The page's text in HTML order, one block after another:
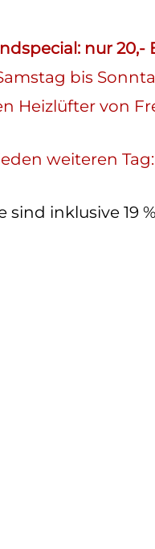
nur 20,-
bis
Heizlüfter von
weiteren Tag:
sind inklusive 19